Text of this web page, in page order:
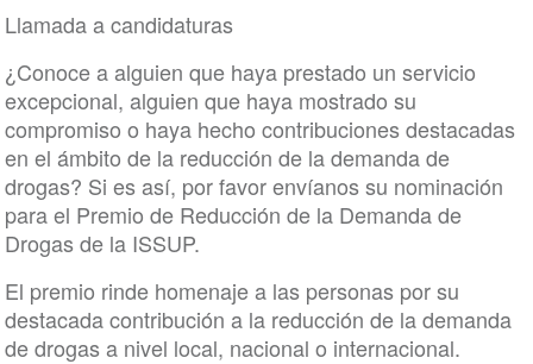
Llamada a candidaturas
¿Conoce a alguien que haya prestado un servicio
excepcional, alguien que haya mostrado su
compromiso o haya hecho contribuciones destacadas
en el ámbito de la reducción de la demanda de
drogas? Si es así, por favor envíanos su nominación
para el Premio de Reducción de la Demanda de
Drogas de la ISSUP.
El premio rinde homenaje a las personas por su
destacada contribución a la reducción de la demanda
de drogas a nivel local, nacional o internacional.